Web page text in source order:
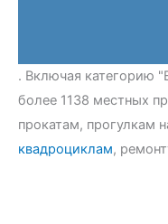
. Включая категорию
более 1138 местных
прокатам, прогулкам
квадроциклам,